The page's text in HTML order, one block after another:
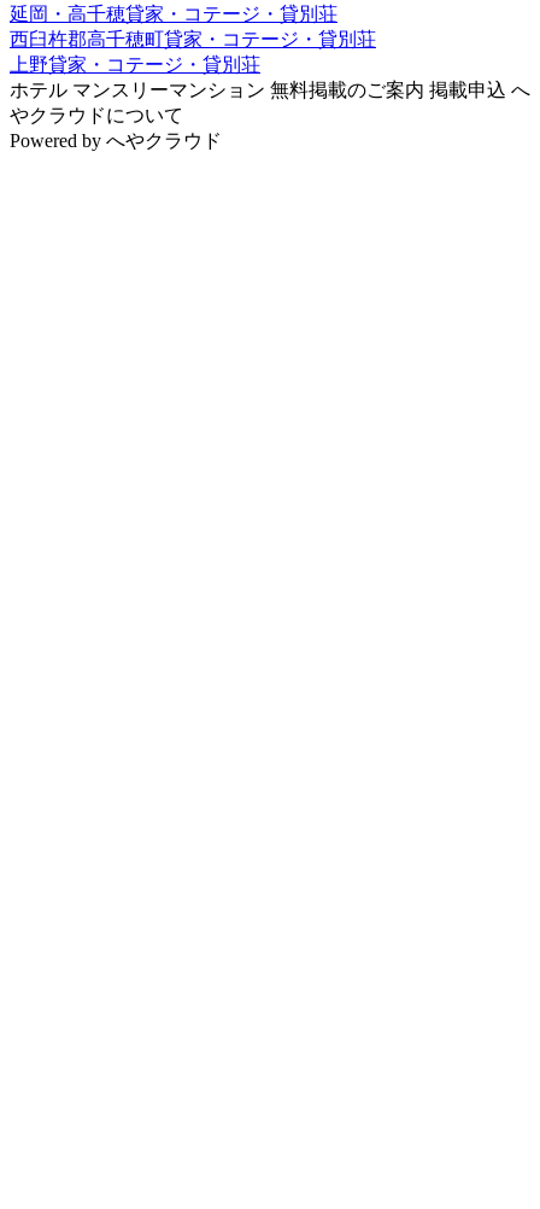
延岡・高千穂貸家・コテージ・貸別荘
西臼杵郡高千穂町貸家・コテージ・貸別荘
上野貸家・コテージ・貸別荘
ホテル マンスリーマンション 無料掲載のご案内 掲載申込 へ
やクラウドについて
Powered by へやクラウド